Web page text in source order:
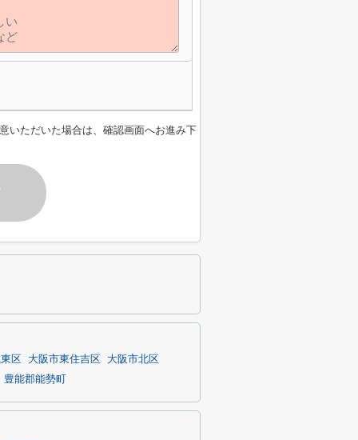
いただいた場合は、確認画面へお進み下
区 大阪市東住吉区
大阪市北区
豊能郡能勢町